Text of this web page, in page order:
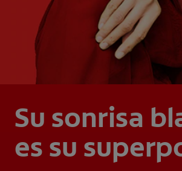
Su sonrisa
es su